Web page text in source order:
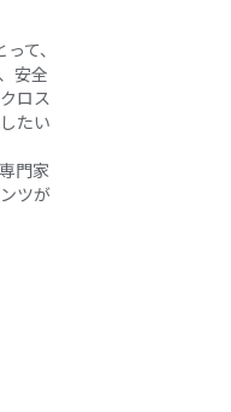
て、
安全
ロス
たい
門家
ツが